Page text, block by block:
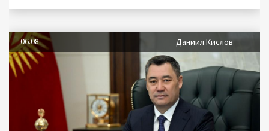
06.08 Даниил Кислов